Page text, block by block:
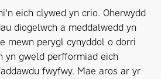
eich clywed yn crio. Oherwydd
diogelwch a meddalwedd yn
mewn perygl cynyddol o dorri
yn gweld perfformiad eich
fwyfwy. Mae aros ar yr